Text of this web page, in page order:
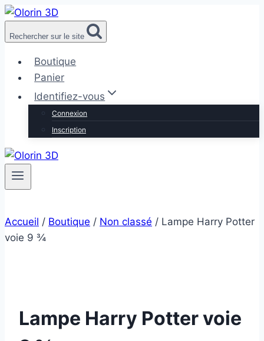
Aller
contenu
Rechercher sur le site
Boutique
Panier
Identifiez-vous
Connexion
Inscription
Accueil / Boutique / Non classé / Lampe Harry Potter
voie 9 ¾
Lampe Harry Potter voie